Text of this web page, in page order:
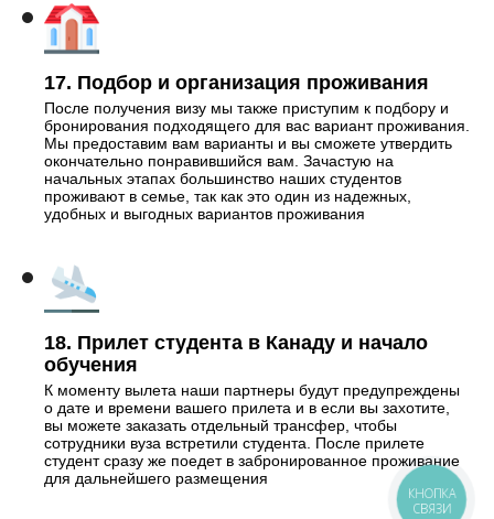
17. Подбор и организация проживания
После получения визу мы также приступим к подбору и
бронирования подходящего для вас вариант проживания.
Мы предоставим вам варианты и вы сможете утвердить
окончательно понравившийся вам. Зачастую на
начальных этапах большинство наших студентов
проживают в семье, так как это один из надежных,
удобных и выгодных вариантов проживания
18. Прилет студента в Канаду и начало
обучения
К моменту вылета наши партнеры будут предупреждены
о дате и времени вашего прилета и в если вы захотите,
вы можете заказать отдельный трансфер, чтобы
сотрудники вуза встретили студента. После прилете
студент сразу же поедет в забронированное проживание
для дальнейшего размещения
КНОПКА
СВЯЗИ